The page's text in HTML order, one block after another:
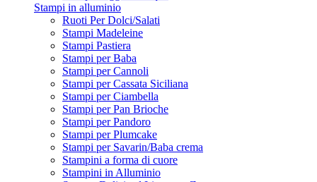
Stampi in alluminio
Ruoti Per Dolci/Salati
Stampi Madeleine
Stampi Pastiera
Stampi per Baba
Stampi per Cannoli
Stampi per Cassata Siciliana
Stampi per Ciambella
Stampi per Pan Brioche
Stampi per Pandoro
Stampi per Plumcake
Stampi per Savarin/Baba crema
Stampini a forma di cuore
Stampini in Alluminio